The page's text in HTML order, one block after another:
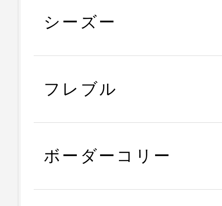
シーズー
フレブル
ボーダーコリー